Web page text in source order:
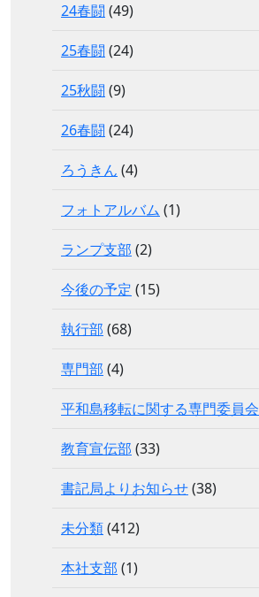
24春闘 (49)
25春闘 (24)
25秋闘 (9)
26春闘 (24)
ろうきん (4)
フォトアルバム (1)
ランプ支部 (2)
今後の予定 (15)
執行部 (68)
専門部 (4)
平和島移転に関する専門委員会
教育宣伝部 (33)
書記局よりお知らせ(38)
未分類(412)
本社支部 (1)